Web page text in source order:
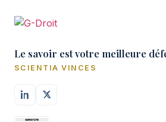
Le savoir est votre meilleure
SCIENTIA VINCES